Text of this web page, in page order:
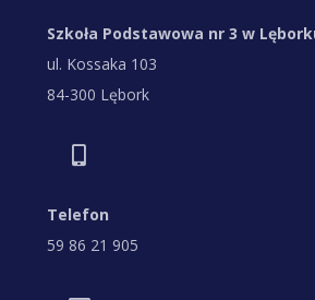
Szkoła Podstawowa nr 3 w
ul. Kossaka 103
84-300 Lębork
Telefon
59 86 21 905